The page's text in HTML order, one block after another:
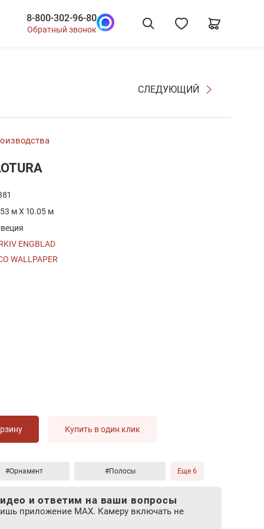
8-800-302-96-80
Обратный звонок
СЛЕДУЮЩИЙ
м X 10.05 м
ENGBLAD
WALLPAPER
Купить в один клик
#Орнамент #Полосы Еще 6
и ответим на ваши вопросы
приложение MAX. Камеру включать не